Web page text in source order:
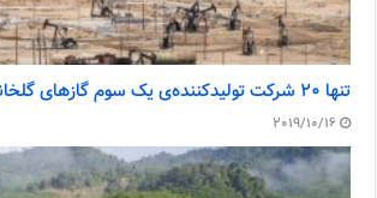
تنها ۲۰ شرکت تولیدکننده‌ی یک سوم گازهای گلخانه‌ای هستند
2019/10/16